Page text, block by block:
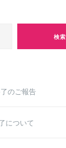
検索
のご報告
について